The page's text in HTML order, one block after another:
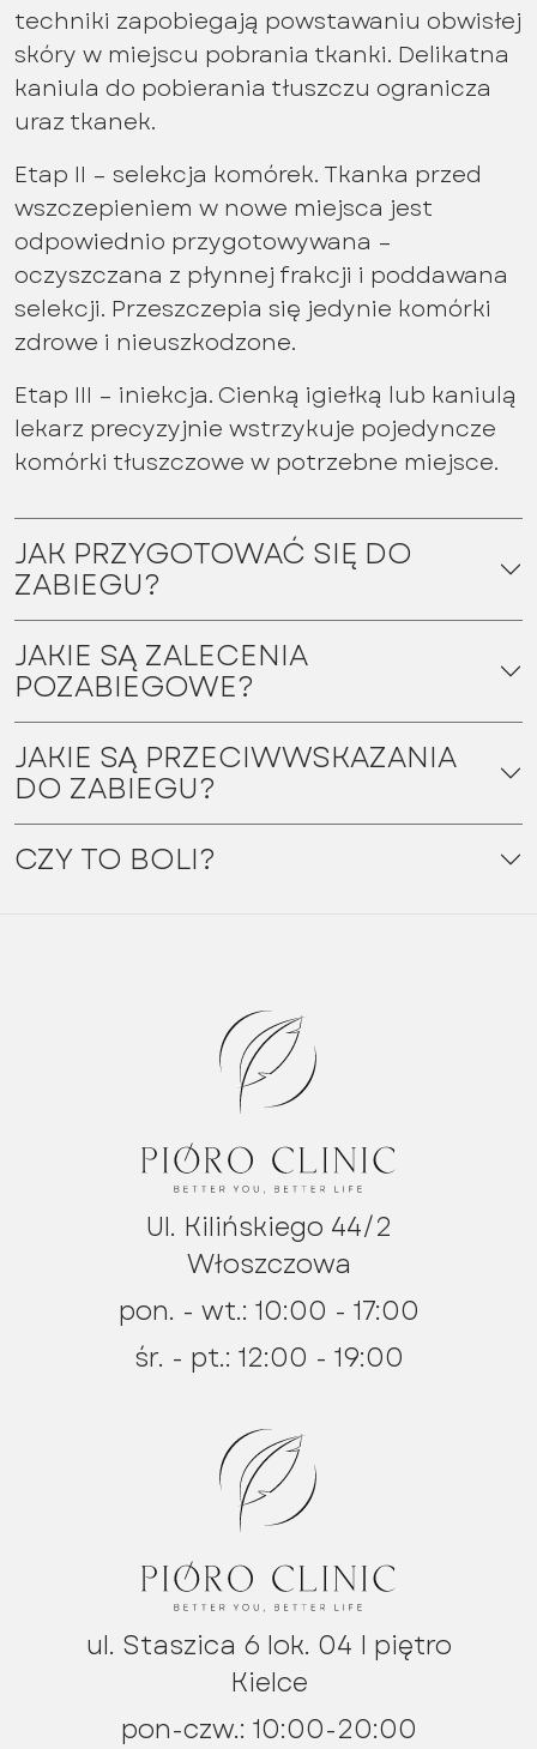
techniki zapobiegają powstawaniu obwisłej
skóry w miejscu pobrania tkanki. Delikatna
kaniula do pobierania tłuszczu ogranicza
uraz tkanek.
Etap II – selekcja komórek. Tkanka przed
wszczepieniem w nowe miejsca jest
odpowiednio przygotowywana –
oczyszczana z płynnej frakcji i poddawana
selekcji. Przeszczepia się jedynie komórki
zdrowe i nieuszkodzone.
Etap III – iniekcja. Cienką igiełką lub kaniulą
lekarz precyzyjnie wstrzykuje pojedyncze
komórki tłuszczowe w potrzebne miejsce.
JAK PRZYGOTOWAĆ SIĘ DO
ZABIEGU?
JAKIE SĄ ZALECENIA
POZABIEGOWE?
JAKIE SĄ PRZECIWWSKAZANIA
DO ZABIEGU?
CZY TO BOLI?
Ul. Kilińskiego 44/2
Włoszczowa
pon. - wt.: 10:00 - 17:00
śr. - pt.: 12:00 - 19:00
ul. Staszica 6 lok. 04 I piętro
Kielce
pon-czw.: 10:00-20:00